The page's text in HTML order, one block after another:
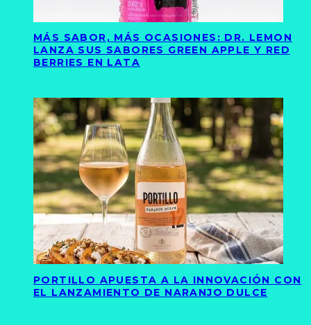
MÁS SABOR, MÁS OCASIONES: DR. LEMON
LANZA SUS SABORES GREEN APPLE Y RED
BERRIES EN LATA
PORTILLO APUESTA A LA INNOVACIÓN CON
EL LANZAMIENTO DE NARANJO DULCE